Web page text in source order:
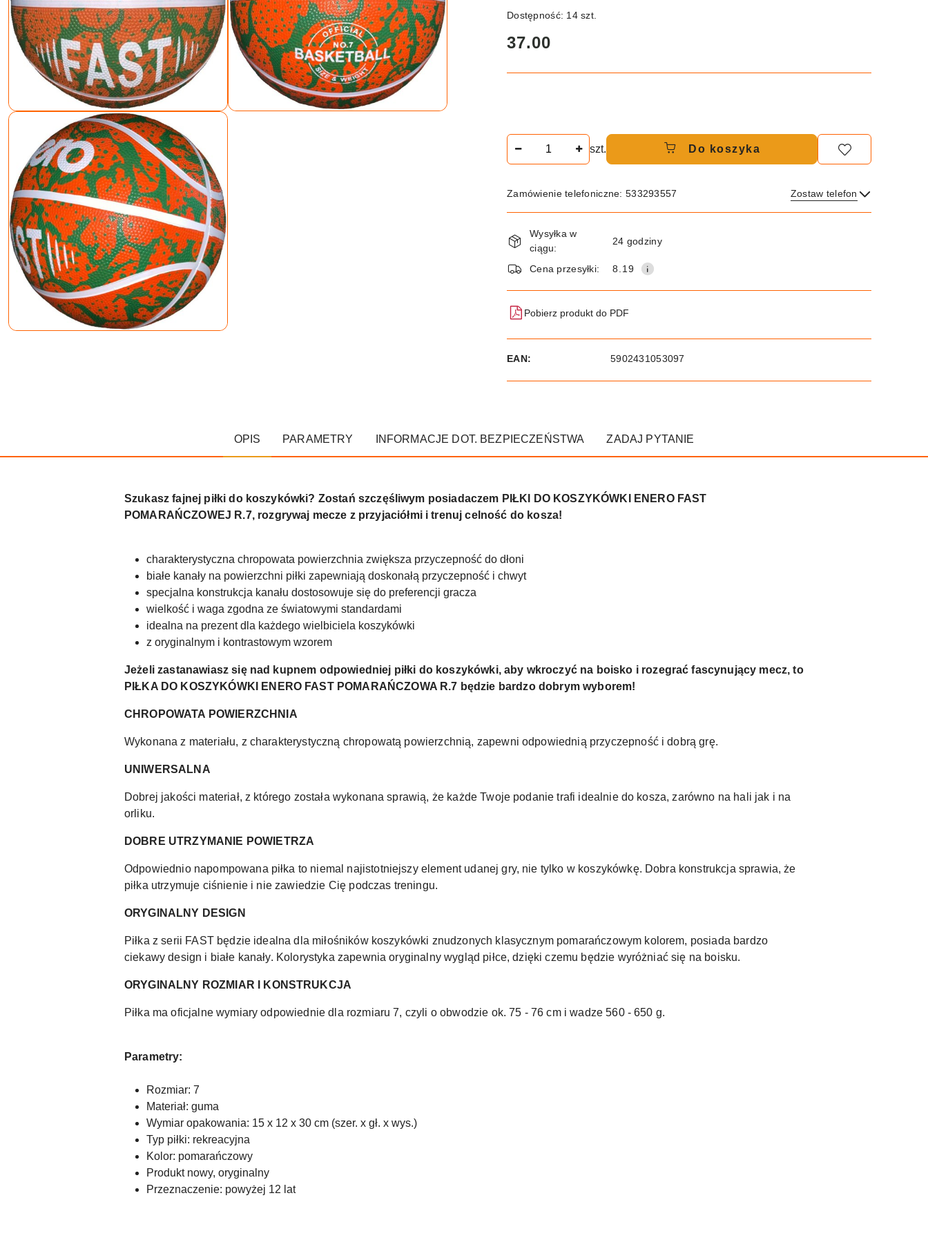
Dostępność: 14szt.
cena:
37.00
szt. Do koszyka
Zamówienie telefoniczne: 533293557 Zostaw telefon
Wyślij
Dostępność
i
dostawa
Wysyłka w
ciągu:
24 godziny
Cena przesyłki: 8.19
Pobierz produkt do PDF
EAN: 5902431053097
OPIS PARAMETRY INFORMACJE DOT. BEZPIECZEŃSTWA ZADAJ PYTANIE
Szukasz fajnej piłki do koszykówki? Zostań szczęśliwym posiadaczem PIŁKI DO KOSZYKÓWKI ENERO FAST
POMARAŃCZOWEJ R.7, rozgrywaj mecze z przyjaciółmi i trenuj celność do kosza!
charakterystyczna chropowata powierzchnia zwiększa przyczepność do dłoni
białe kanały na powierzchni piłki zapewniają doskonałą przyczepność i chwyt
specjalna konstrukcja kanału dostosowuje się do preferencji gracza
wielkość i waga zgodna ze światowymi standardami
idealna na prezent dla każdego wielbiciela koszykówki
z oryginalnym i kontrastowym wzorem
Jeżeli zastanawiasz się nad kupnem odpowiedniej piłki do koszykówki, aby wkroczyć na boisko i rozegrać fascynujący mecz, to
PIŁKA DO KOSZYKÓWKI ENERO FAST POMARAŃCZOWA R.7 będzie bardzo dobrym wyborem!
CHROPOWATA POWIERZCHNIA
Wykonana z materiału, z charakterystyczną chropowatą powierzchnią, zapewni odpowiednią przyczepność i dobrą grę.
UNIWERSALNA
Dobrej jakości materiał, z którego została wykonana sprawią, że każde Twoje podanie trafi idealnie do kosza, zarówno na hali jak i na
orliku.
DOBRE UTRZYMANIE POWIETRZA
Odpowiednio napompowana piłka to niemal najistotniejszy element udanej gry, nie tylko w koszykówkę. Dobra konstrukcja sprawia, że
piłka utrzymuje ciśnienie i nie zawiedzie Cię podczas treningu.
ORYGINALNY DESIGN
Piłka z serii FAST będzie idealna dla miłośników koszykówki znudzonych klasycznym pomarańczowym kolorem, posiada bardzo
ciekawy design i białe kanały. Kolorystyka zapewnia oryginalny wygląd piłce, dzięki czemu będzie wyróżniać się na boisku.
ORYGINALNY ROZMIAR I KONSTRUKCJA
Piłka ma oficjalne wymiary odpowiednie dla rozmiaru 7, czyli o obwodzie ok. 75 - 76 cm i wadze 560 - 650 g.
Parametry:
Rozmiar: 7
Materiał: guma
Wymiar opakowania: 15 x 12 x 30 cm (szer. x gł. x wys.)
Typ piłki: rekreacyjna
Kolor: pomarańczowy
Produkt nowy, oryginalny
Przeznaczenie: powyżej 12 lat